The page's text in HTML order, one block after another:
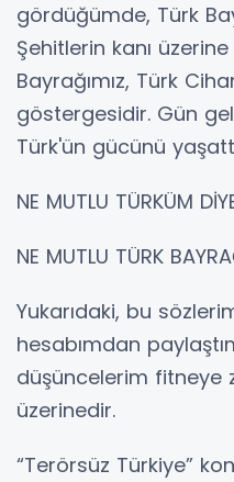
gördüğümde, Türk
Şehitlerin kanı üzerine
Bayrağımız, Türk
göstergesidir. Gün
Türk'ün gücünü
NE MUTLU TÜRKÜM
NE MUTLU TÜRK
Yukarıdaki, bu
hesabımdan
düşüncelerim fitneye
üzerinedir.
“Terörsüz Türkiye”